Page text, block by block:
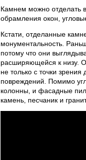
Камнем можно отделать
обрамления окон,
Кстати, отделанные
монументальность.
потому что они
расширяющейся к низу.
не только с точки
повреждений. Помимо
колонны, и фасадные
камень, песчаник и